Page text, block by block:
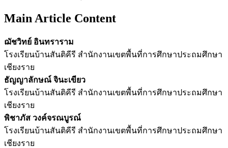
Main Article Content
ฌัชวิทย์ อินทราราม
โรงเรียนบ้านสันติคีรี สำนักงานเขตพื้นที่การศึกษาประถมศึกษา
เชียงราย
ธัญญาลักษณ์ จินะเขียว
โรงเรียนบ้านสันติคีรี สำนักงานเขตพื้นที่การศึกษาประถมศึกษา
เชียงราย
พิชาภัส วงค์จรณบูรณ์
โรงเรียนบ้านสันติคีรี สำนักงานเขตพื้นที่การศึกษาประถมศึกษา
เชียงราย